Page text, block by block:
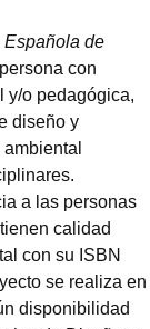
de
con
y/o pedagógica,
diseño y
a las personas
calidad
con su ISBN
se realiza en
disponibilidad